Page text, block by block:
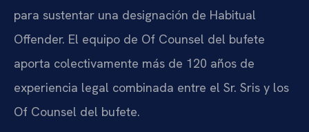
para sustentar una designación de Habitual
Offender. El equipo de Of Counsel del bufete
aporta colectivamente más de 120 años de
experiencia legal combinada entre el Sr. Sris y los
Of Counsel del bufete.